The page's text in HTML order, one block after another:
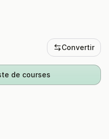
Convertir
de courses